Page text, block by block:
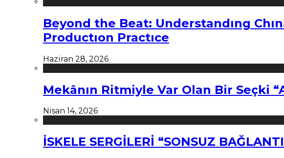
Beyond the Beat: Understandıng
Productıon Practıce
Haziran 28, 2026
Mekânın Ritmiyle Var Olan Bir Seçki
Nisan 14, 2026
İSKELE SERGİLERİ “SONSUZ